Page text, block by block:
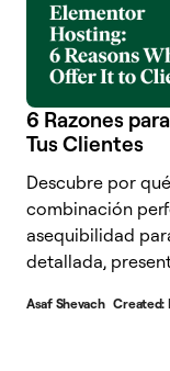
6 Razones
Tus Clientes
Descubre por
combinación
asequibilidad
detallada,
Asaf Shevach Created: